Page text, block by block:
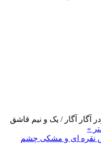
آگار آگار / یک و نیم قاشق
»